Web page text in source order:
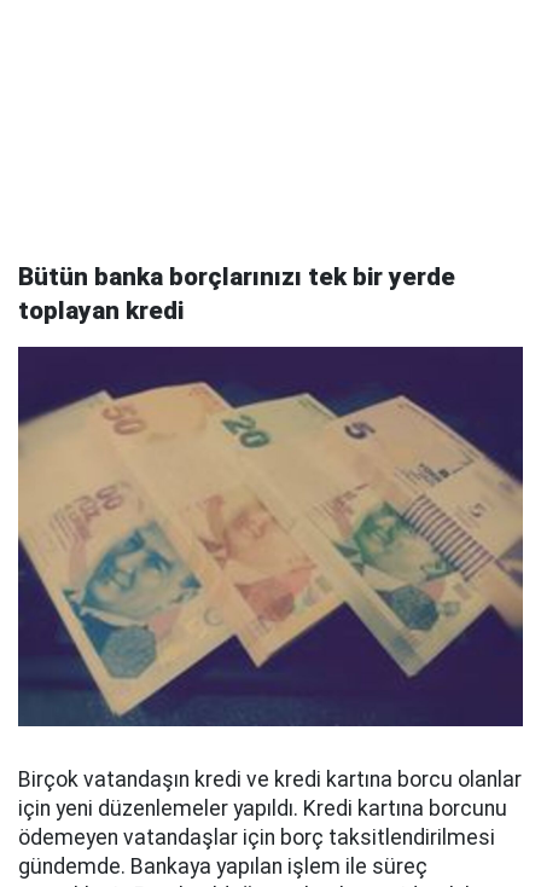
Bütün banka borçlarınızı tek bir yerde
toplayan kredi
Birçok vatandaşın kredi ve kredi kartına borcu olanlar
için yeni düzenlemeler yapıldı. Kredi kartına borcunu
ödemeyen vatandaşlar için borç taksitlendirilmesi
gündemde. Bankaya yapılan işlem ile süreç